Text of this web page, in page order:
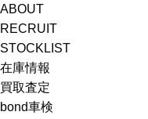
ABOUT
RECRUIT
STOCKLIST
在庫情報
買取査定
bond車検